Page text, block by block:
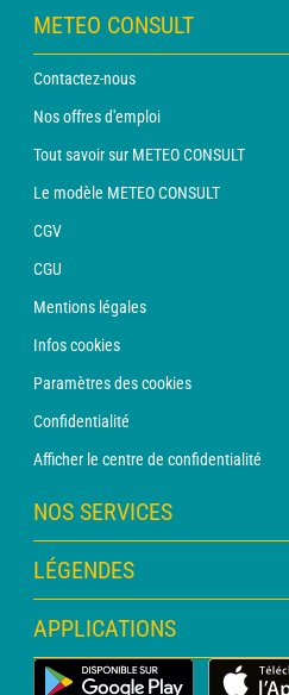
METEO CONSULT
Contactez-nous
Nos offres d'emploi
Tout savoir sur METEO CONSULT
Le modèle METEO CONSULT
CGV
CGU
Mentions légales
Infos cookies
Paramètres des cookies
Confidentialité
Afficher le centre de confidentialité
NOS SERVICES
Abonnement METEO Xpert
Abonnement METEO PRO
Consultation avec un prévisionniste
Bulletin PRO
LÉGENDES
Légende des cartes
Légende des pictogrammes
APPLICATIONS
Application Météo Terrestre